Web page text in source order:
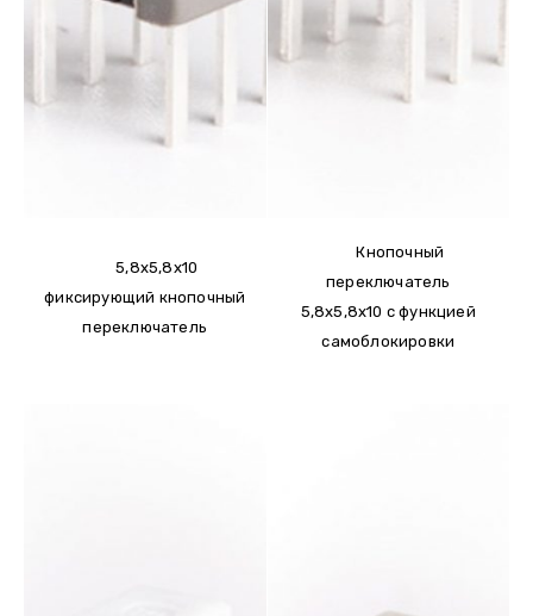
5,8x5,8x10
фиксирующий кнопочный
переключатель
Кнопочный
переключатель
5,8x5,8x10 с функцией
самоблокировки